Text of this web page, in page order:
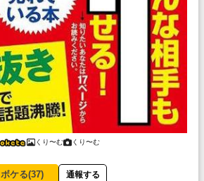
くり〜む くり〜む
ボケる(37) 通報する